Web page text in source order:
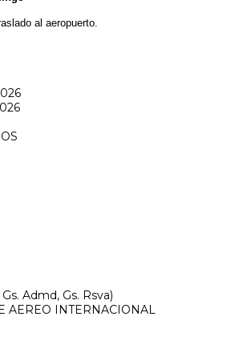
al aeropuerto.
Admd, Gs. Rsva)
AEREO INTERNACIONAL